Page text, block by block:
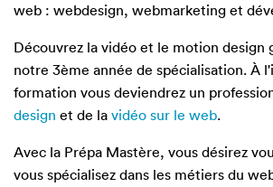
web : webdesign, webmarketing et
Découvrez la vidéo et le motion design
notre 3ème année de spécialisation. À
formation vous deviendrez un
design et de la vidéo sur le web.
Avec la Prépa Mastère, vous désirez
vous spécialisez dans les métiers du